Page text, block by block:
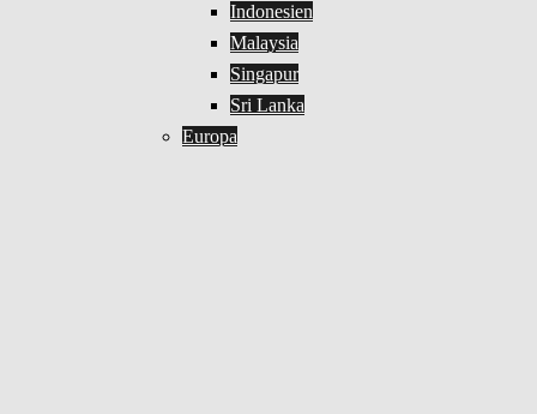
Indonesien
Malaysia
Singapur
Sri Lanka
Europa